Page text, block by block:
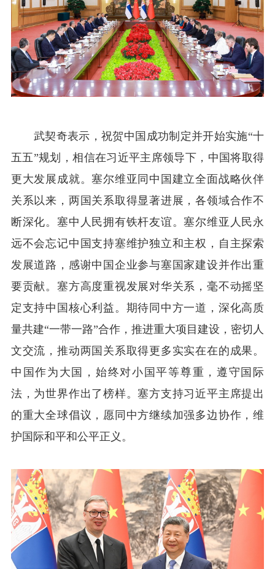
武契奇表示，祝贺中国成功制定并开始实施“十
五五”规划，相信在习近平主席领导下，中国将取得
更大发展成就。塞尔维亚同中国建立全面战略伙伴
关系以来，两国关系取得显著进展，各领域合作不
断深化。塞中人民拥有铁杆友谊。塞尔维亚人民永
远不会忘记中国支持塞维护独立和主权，自主探索
发展道路，感谢中国企业参与塞国家建设并作出重
要贡献。塞方高度重视发展对华关系，毫不动摇坚
定支持中国核心利益。期待同中方一道，深化高质
量共建“一带一路”合作，推进重大项目建设，密切人
文交流，推动两国关系取得更多实实在在的成果。
中国作为大国，始终对小国平等尊重，遵守国际
法，为世界作出了榜样。塞方支持习近平主席提出
的重大全球倡议，愿同中方继续加强多边协作，维
护国际和平和公平正义。